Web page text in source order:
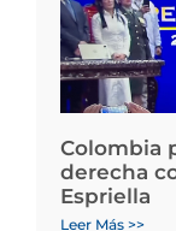
Colombia
derecha
Espriella
Leer Más >>